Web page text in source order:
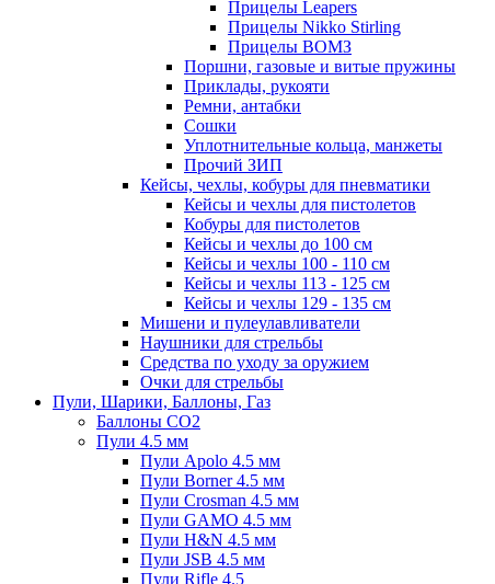
Прицелы Leapers
Прицелы Nikko Stirling
Прицелы ВОМЗ
Поршни, газовые и витые пружины
Приклады, рукояти
Ремни, антабки
Сошки
Уплотнительные кольца, манжеты
Прочий ЗИП
Кейсы, чехлы, кобуры для пневматики
Кейсы и чехлы для пистолетов
Кобуры для пистолетов
Кейсы и чехлы до 100 см
Кейсы и чехлы 100 - 110 см
Кейсы и чехлы 113 - 125 см
Кейсы и чехлы 129 - 135 см
Мишени и пулеулавливатели
Наушники для стрельбы
Средства по уходу за оружием
Очки для стрельбы
Пули, Шарики, Баллоны, Газ
Баллоны CO2
Пули 4.5 мм
Пули Apolo 4.5 мм
Пули Borner 4.5 мм
Пули Crosman 4.5 мм
Пули GAMO 4.5 мм
Пули H&N 4.5 мм
Пули JSB 4.5 мм
Пули Rifle 4.5